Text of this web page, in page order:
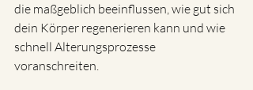
die maßgeblich beeinflussen, wie gut sich
dein Körper regenerieren kann und wie
schnell Alterungsprozesse
voranschreiten.